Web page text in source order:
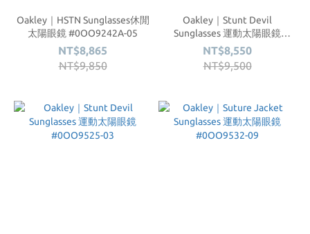
Oakley｜HSTN Sunglasses休閒
太陽眼鏡 #0OO9242A-05
NT$8,865
NT$9,850
Oakley｜Stunt Devil
Sunglasses 運動太陽眼鏡
#0OO9525-01
NT$8,550
NT$9,500